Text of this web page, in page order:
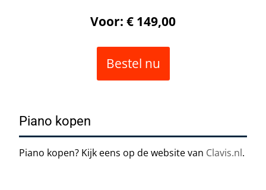
Voor: € 149,00
Bestel nu
Piano kopen
Piano kopen? Kijk eens op de website van Clavis.nl.